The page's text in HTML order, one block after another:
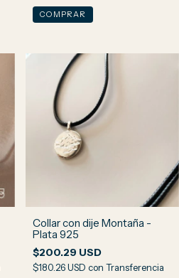
Collar con dije Montaña -
Plata 925
$200.29 USD
$180.26 USD con Transferencia